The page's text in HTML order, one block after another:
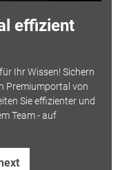
effizient
Ihr Wissen! Sichern
Premiumportal von
Sie effizienter und
Team - auf